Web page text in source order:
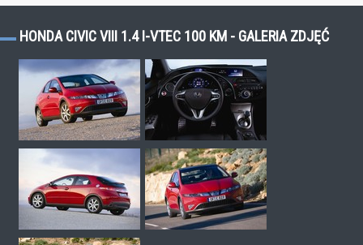
HONDA CIVIC VIII 1.4 I-VTEC 100 KM - GALERIA ZDJĘĆ